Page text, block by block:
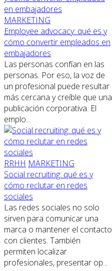
MARKETING
Employee advocacy: qué es y
cómo convertir empleados en
embajadores
Las personas confían en las
personas. Por eso, la voz de
un profesional puede resultar
más cercana y creíble que una
publicación corporativa. El
emplo...
RRHH MARKETING
Social recruiting: qué es y
cómo reclutar en redes
sociales
Las redes sociales no solo
sirven para comunicar una
marca o mantener el contacto
con clientes. También
permiten localizar
profesionales, presentar op...